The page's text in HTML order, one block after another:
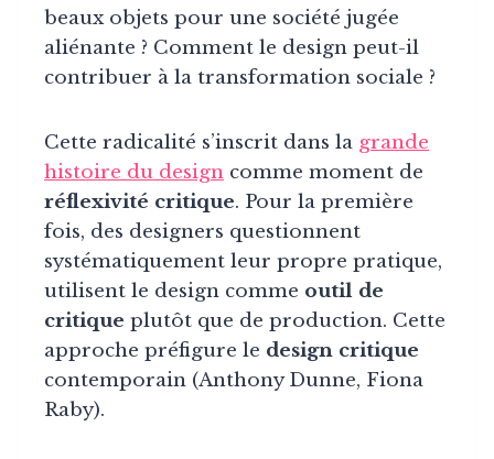
beaux objets pour une société jugée
aliénante ? Comment le design peut-il
contribuer à la transformation sociale ?
Cette radicalité s’inscrit dans la grande
histoire du design comme moment de
réflexivité critique. Pour la première
fois, des designers questionnent
systématiquement leur propre pratique,
utilisent le design comme outil de
critique plutôt que de production. Cette
approche préfigure le design critique
contemporain (Anthony Dunne, Fiona
Raby).